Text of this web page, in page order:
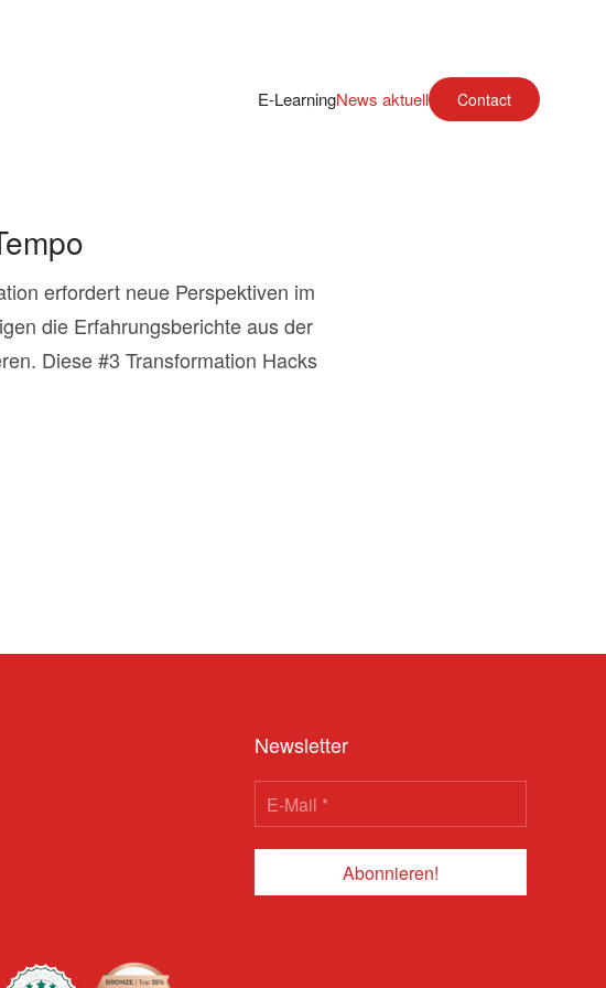
E-LearningNews aktuell Contact
erfordert neue Perspektiven im
die Erfahrungsberichte aus der
Diese #3 Transformation Hacks
Newsletter